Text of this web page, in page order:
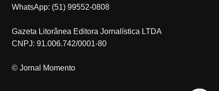
WhatsApp: (51) 99552-0808
Gazeta Litorânea Editora Jornalística LTDA
CNPJ: 91.006.742/0001-80
© Jornal Momento